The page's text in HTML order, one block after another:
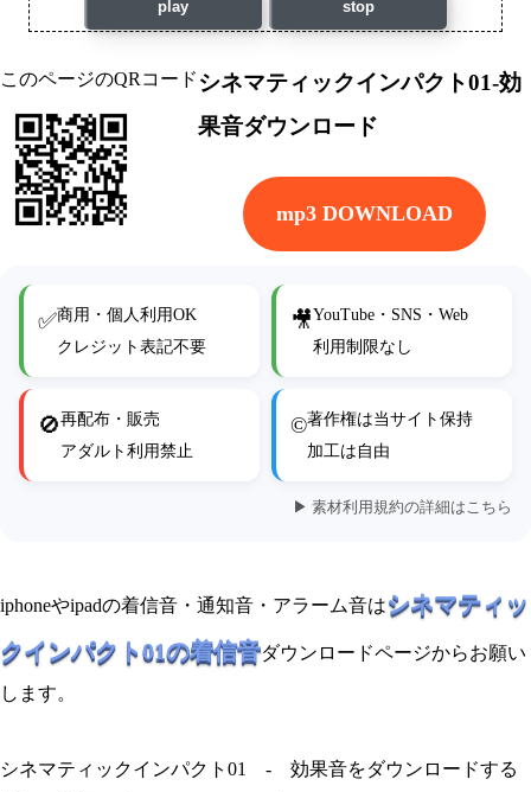
play stop
このページのQRコード シネマティックインパクト01-効
果音ダウンロード
mp3 DOWNLOAD
✅商用・個人利用OK
クレジット表記不要
🎥YouTube・SNS・Web
利用制限なし
🚫再配布・販売
アダルト利用禁止
©著作権は当サイト保持
加工は自由
▶ 素材利用規約の詳細はこちら
iphoneやipadの着信音・通知音・アラーム音はシネマティッ
クインパクト01の着信音ダウンロードページからお願い
します。
シネマティックインパクト01 - 効果音をダウンロードする